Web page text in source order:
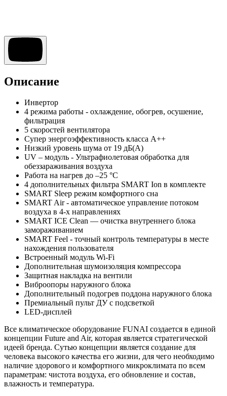
Описание
Инвертор
4 режима работы - охлаждение, обогрев, осушение,
фильтрация
5 скоростей вентилятора
Cупер энергоэффективность класса А++
Низкий уровень шума от 19 дБ(А)
UV – модуль - Ультрафиолетовая обработка для
обеззараживания воздуха
Работа на нагрев до –25 °С
4 дополнительных фильтра SMART Ion в комплекте
SMART Sleep режим комфортного сна
SMART Air - автоматическое управление потоком
воздуха в 4-х направлениях
SMART ICE Clean — очистка внутреннего блока
замораживанием
SMART Feel - точный контроль температуры в месте
нахождения пользователя
Встроенный модуль Wi-Fi
Дополнительная шумоизоляция компрессора
Защитная накладка на вентили
Виброопоры наружного блока
Дополнительный подогрев поддона наружного блока
Премиальный пульт ДУ с подсветкой
LED-дисплей
Все климатическое оборудование FUNAI создается в единой
концепции Future and Air, которая является стратегической
идеей бренда. Сутью концепции является создание для
человека высокого качества его жизни, для чего необходимо
наличие здорового и комфортного микроклимата по всем
параметрам: чистота воздуха, его обновление и состав,
влажность и температура.